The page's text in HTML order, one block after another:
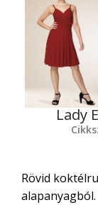
Lady
Rövid
alapanyagból.